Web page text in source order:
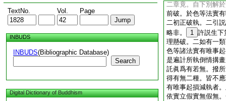
TextNo. Vol. Page
INBUDS
INBUDS(Bibliographic Database)
Search
Digital Dictionary of Buddhism
二章竟。自下別解
前破。於色等法實
二初正破執。二引
略非。
1 許説生下
理懸破。二如有一
色等諸法實有唯事
是遍計所執倒情搆
託眞爲有若無。撥
得有無二種。皆不
有唯事起損減執者
依實立假實無假無